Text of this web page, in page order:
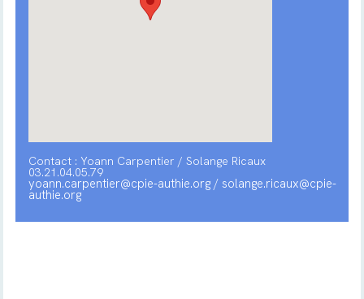
Contact : Yoann Carpentier / Solange Ricaux
03.21.04.05.79
yoann.carpentier@cpie-authie.org / solange.ricaux@cpie-
authie.org